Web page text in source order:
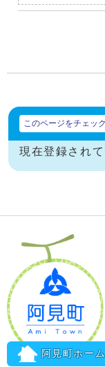
このページをチェッ
現在登録されて
阿見町ホー